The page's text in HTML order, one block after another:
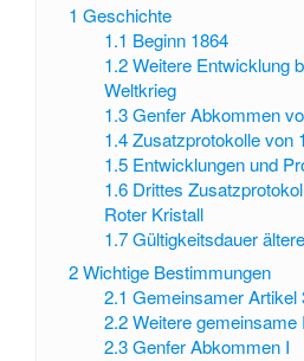
1 Geschichte
1.1 Beginn 1864
1.2 Weitere Entwicklung
Weltkrieg
1.3 Genfer Abkommen
1.4 Zusatzprotokolle von
1.5 Entwicklungen und
1.6 Drittes
Roter Kristall
1.7 Gültigkeitsdauer
2Wichtige Bestimmungen
2.1 Gemeinsamer Artikel
2.2 Weitere gemeinsame
2.3 Genfer Abkommen I